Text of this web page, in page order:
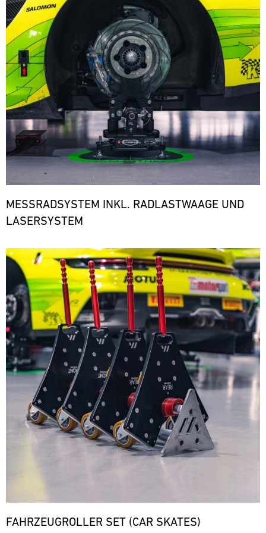
den
notwendigen
Ersatzteilen.
MESSRADSYSTEM INKL. RADLASTWAAGE UND
LASERSYSTEM
Bild
FAHRZEUGROLLER SET (CAR SKATES)